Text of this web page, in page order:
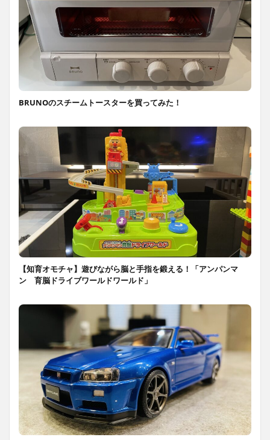
BRUNOのスチームトースターを買ってみた！
【知育オモチャ】遊びながら脳と手指を鍛える！「アンパンマ
ン 育脳ドライブワールドワールド」